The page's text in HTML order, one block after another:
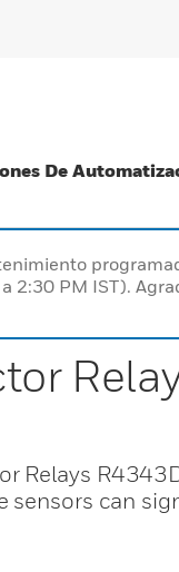
De
2:30 PM IST).
Relays
sensors can